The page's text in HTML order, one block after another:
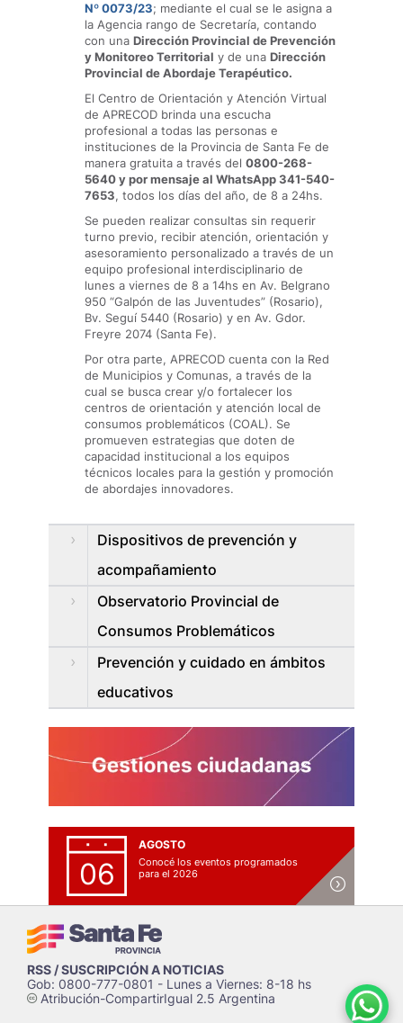
Nº 0073/23; mediante el cual se le asigna a
la Agencia rango de Secretaría, contando
con una Dirección Provincial de Prevención
y Monitoreo Territorial y de una Dirección
Provincial de Abordaje Terapéutico.
El Centro de Orientación y Atención Virtual
de APRECOD brinda una escucha
profesional a todas las personas e
instituciones de la Provincia de Santa Fe de
manera gratuita a través del 0800-268-
5640 y por mensaje al WhatsApp 341-540-
7653, todos los días del año, de 8 a 24hs.
Se pueden realizar consultas sin requerir
turno previo, recibir atención, orientación y
asesoramiento personalizado a través de un
equipo profesional interdisciplinario de
lunes a viernes de 8 a 14hs en Av. Belgrano
950 “Galpón de las Juventudes” (Rosario),
Bv. Seguí 5440 (Rosario) y en Av. Gdor.
Freyre 2074 (Santa Fe).
Por otra parte, APRECOD cuenta con la Red
de Municipios y Comunas, a través de la
cual se busca crear y/o fortalecer los
centros de orientación y atención local de
consumos problemáticos (COAL). Se
promueven estrategias que doten de
capacidad institucional a los equipos
técnicos locales para la gestión y promoción
de abordajes innovadores.
Dispositivos de prevención y
acompañamiento
Observatorio Provincial de
Consumos Problemáticos
Prevención y cuidado en ámbitos
educativos
06
AGOSTO
Conocé los eventos programados
para el 2026
RSS / SUSCRIPCIÓN A NOTICIAS
Gob: 0800-777-0801 - Lunes a Viernes: 8-18 hs
cAtribución-CompartirIgual 2.5 Argentina